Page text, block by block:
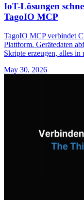
IoT-Lösungen
TagoIO MCP
TagoIO MCP verbindet
Plattform. Gerätedaten
Skripte erzeugen, alles in
May 30, 2026